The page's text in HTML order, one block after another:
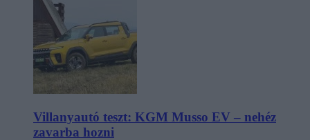
Villanyautó teszt: KGM Musso EV – nehéz
zavarba hozni